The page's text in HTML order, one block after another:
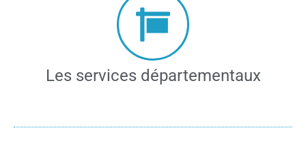
Les services départementaux